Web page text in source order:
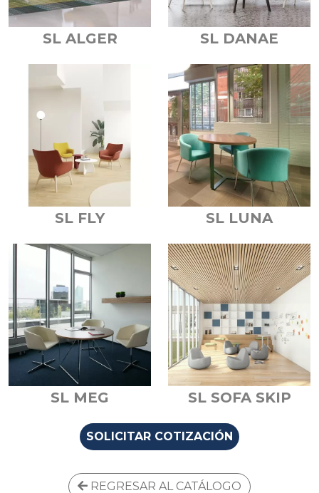
SL ALGER SL DANAE
SL FLY SL LUNA
SL MEG SL SOFA SKIP
SOLICITAR COTIZACIÓN
REGRESAR AL CATÁLOGO